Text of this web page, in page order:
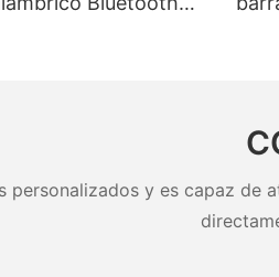
personalizados y es capaz